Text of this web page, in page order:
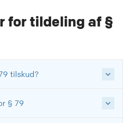
for tildeling af §
tilskud?
§ 79